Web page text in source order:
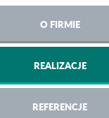
O FIRMIE
REALIZACJE
REFERENCJE